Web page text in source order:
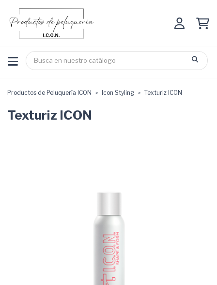
Productos de Peluquería ICON Icon Styling Texturiz ICON
Texturiz ICON